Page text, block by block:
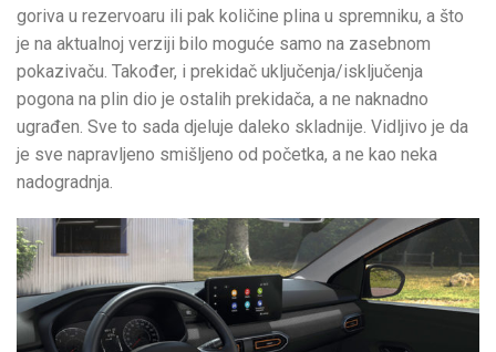
goriva u rezervoaru ili pak količine plina u spremniku, a što
je na aktualnoj verziji bilo moguće samo na zasebnom
pokazivaču. Također, i prekidač uključenja/isključenja
pogona na plin dio je ostalih prekidača, a ne naknadno
ugrađen. Sve to sada djeluje daleko skladnije. Vidljivo je da
je sve napravljeno smišljeno od početka, a ne kao neka
nadogradnja.